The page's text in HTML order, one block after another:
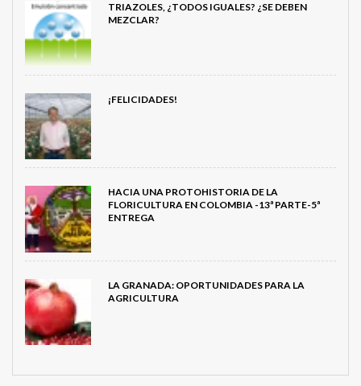
TRIAZOLES, ¿TODOS IGUALES? ¿SE DEBEN
MEZCLAR?
¡FELICIDADES!
HACIA UNA PROTOHISTORIA DE LA
FLORICULTURA EN COLOMBIA -13ª PARTE-5ª
ENTREGA
LA GRANADA: OPORTUNIDADES PARA LA
AGRICULTURA